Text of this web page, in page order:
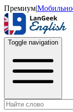
Премиум|
Toggle navigation